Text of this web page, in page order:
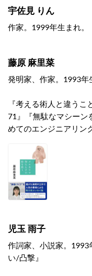
宇佐見 りん
作家。1999年生まれ。
藤原 麻里菜
発明家、作家。1993年
『考える術人と違う
71』『無駄なマシー
めてのエンジニアリン
児玉 雨子
作詞家、小説家。1993
い/凸撃』